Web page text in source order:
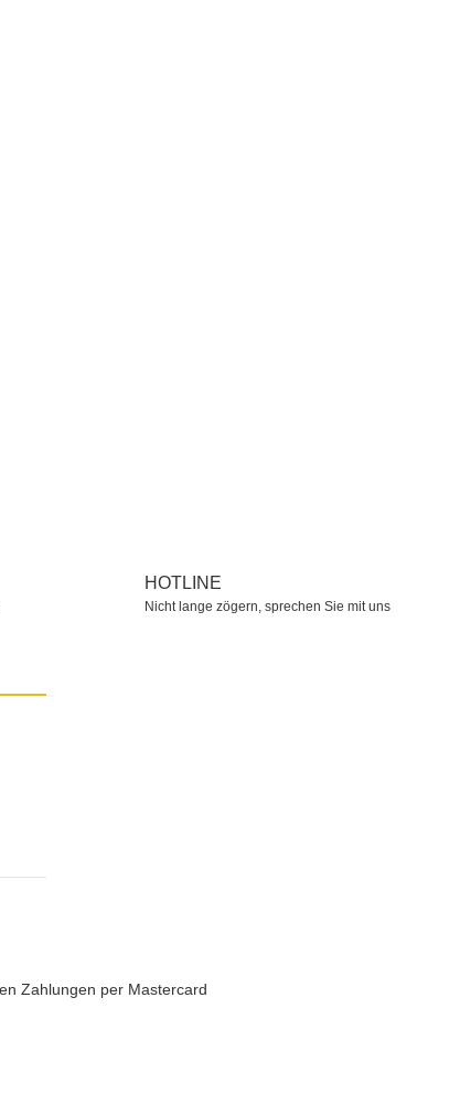
HOTLINE
Nicht lange zögern, sprechen Sie mit uns